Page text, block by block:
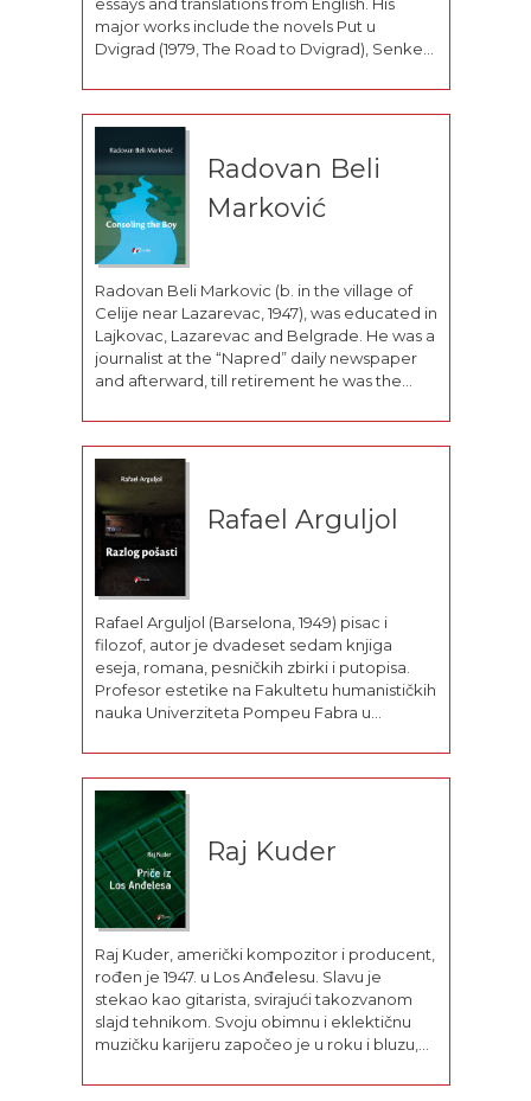
major works include the novels Put u
Dvigrad (1979, The Road to Dvigrad), Senke
Sudbina i komentari (1993, Destiny,
Annotated); the short-story...
Radovan Beli
Marković
Radovan Beli Markovic (b. in the village of
Celije near Lazarevac, 1947), was educated in
Lajkovac, Lazarevac and Belgrade. He was a
journalist at the “Napred” daily newspaper
and afterward, till retirement he was the
He was a member of the editorial board...
Rafael Arguljol
Rafael Arguljol (Barselona, 1949) pisac i
filozof, autor je dvadeset sedam knjiga
eseja, romana, pesničkih zbirki i putopisa.
Profesor estetike na Fakultetu humanističkih
nauka Univerziteta Pompeu Fabra u
kao i na univerzitetima širom Evrope i
Latinske Amerike. Lampeduza, roman kojim
se Arguljol predstavlja...
Raj Kuder
Raj Kuder, američki kompozitor i producent,
rođen je 1947. u Los Anđelesu. Slavu je
stekao kao gitarista, svirajući takozvanom
slajd tehnikom. Svoju obimnu i eklektičnu
muzičku karijeru započeo je u roku i bluzu,
Beefhearta i Rolling Stonesa. U tom periodu